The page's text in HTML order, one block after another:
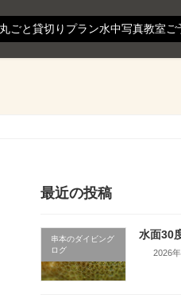
丸ごと貸切りプラン水中写真教室ご
最近の投稿
串本のダイビング
ログ
水面30
2026